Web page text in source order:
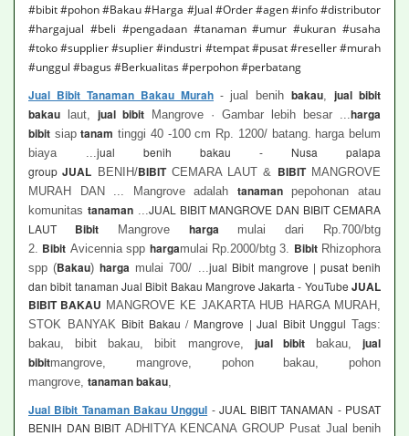
#bibit #pohon #Bakau #Harga #Jual #Order #agen #info #distributor
#hargajual #beli #pengadaan #tanaman #umur #ukuran #usaha
#toko #supplier #suplier #industri #tempat #pusat #reseller #murah
#unggul #bagus #Berkualitas #perpohon #perbatang
Jual Bibit Tanaman Bakau Murah - jual benih bakau
jual bibit
bakau laut, jual bibit Mangrove · Gambar lebih besar ... harga
bibit siaptanam tinggi 40 -100 cm Rp. 1200/ batang. harga belum
biaya ... jual benih bakau - Nusa palapa
groupJUAL BENIH/BIBITCEMARA LAUT & BIBITMANGROVE
MURAH DAN ... Mangrove adalah tanamanpepohonan atau
komunitas tanaman... JUAL BIBIT MANGROVE DAN BIBIT CEMARA
LAUT BibitMangrove harga mulai dari Rp.700/btg
2. Bibit Avicennia spp hargamulai Rp.2000/btg 3. BibitRhizophora
spp (Bakau)harga mulai 700/ ... jual Bibit mangrove | pusat benih
dan bibit tanaman Jual Bibit Bakau Mangrove Jakarta - YouTube JUAL
BIBIT BAKAU MANGROVE KE JAKARTA HUB HARGA MURAH,
STOK BANYAK Bibit Bakau / Mangrove | Jual Bibit UnggulTags:
bakau, bibit bakau, bibit mangrove, jual bibitbakau, jual
bibitmangrove, mangrove, pohon bakau, pohon
mangrove, tanaman bakau
Jual Bibit Tanaman Bakau Unggul - JUAL BIBIT TANAMAN - PUSAT
BENIH DAN BIBIT ADHITYA KENCANA GROUP Pusat Jual benih